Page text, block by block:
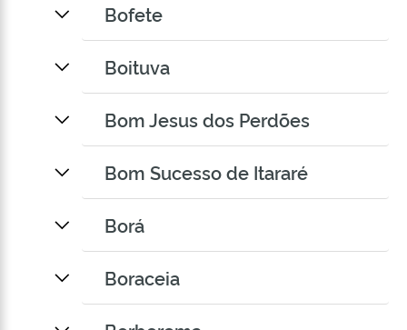
Bofete
Boituva
Bom Jesus dos Perdões
Bom Sucesso de Itararé
Borá
Boraceia